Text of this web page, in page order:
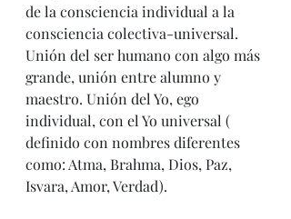
de la consciencia individual a la
consciencia colectiva-universal.
Unión del ser humano con algo más
grande, unión entre alumno y
maestro. Unión del Yo, ego
individual, con el Yo universal (
definido con nombres diferentes
como: Atma, Brahma, Dios, Paz,
Isvara, Amor, Verdad).